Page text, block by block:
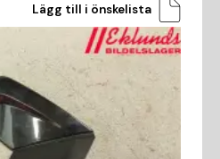
Lägg till i önskelista